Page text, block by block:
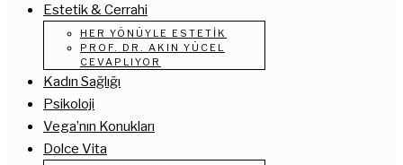
Estetik & Cerrahi
HER YÖNÜYLE ESTETIK
PROF. DR. AKIN YÜCEL
CEVAPLIYOR
Kadın Sağlığı
Psikoloji
Vega’nın Konukları
Dolce Vita